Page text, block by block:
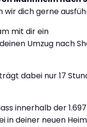
wir dich gerne
mit dir ein
Umzug nach
dabei nur 17
innerhalb der
in deiner neuen